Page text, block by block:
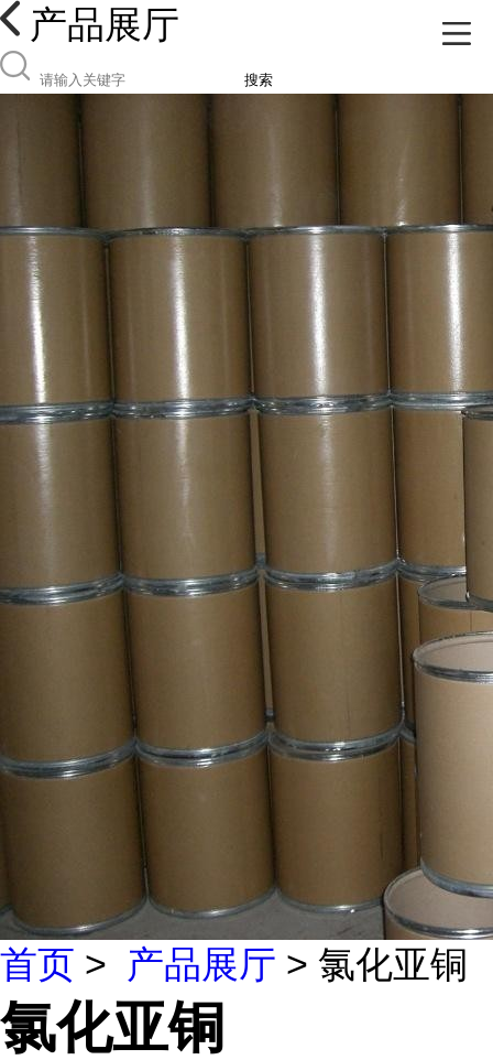
产品展厅
搜索
首页 > 产品展厅 > 氯化亚铜
氯化亚铜